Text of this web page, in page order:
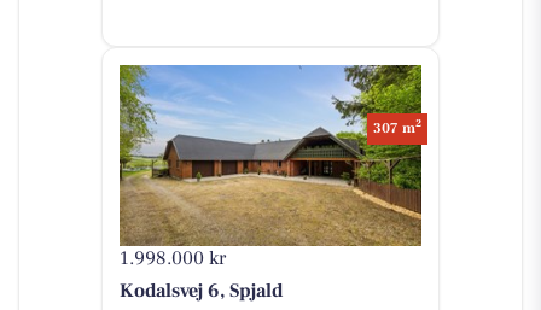
1.998.000 kr
307 m2
Kodalsvej 6, Spjald